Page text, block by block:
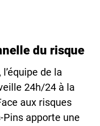
du risque
de la
24h/24 à la
aux risques
apporte une